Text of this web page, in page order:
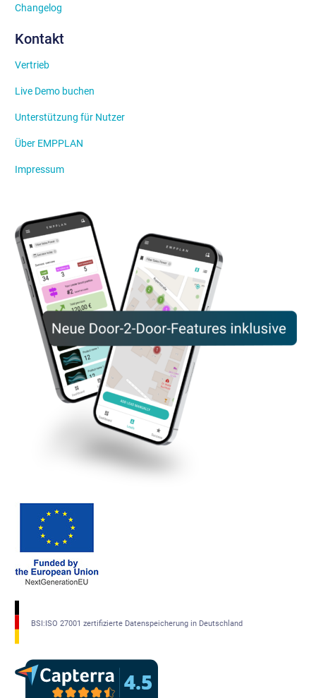
Changelog
Kontakt
Vertrieb
Live Demo buchen
Unterstützung für Nutzer
Über EMPPLAN
Impressum
BSI:ISO 27001 zertifizierte Datenspeicherung in Deutschland